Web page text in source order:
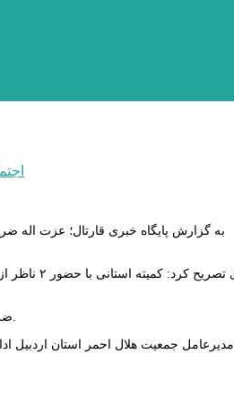
ضربی گفت: برای امداد گران و نجات گرانی که موفق به ارتقای درجه بالاتر شوند گواهی نجات گری مربوطه صادر خواهد شد.
مدیرعامل جمعیت هلال احمر استان اردبیل